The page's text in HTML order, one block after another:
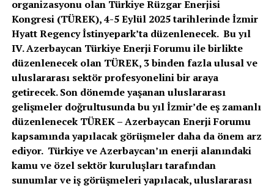
organizasyonu olan Türkiye Rüzgar Enerjisi
Kongresi (TÜREK), 4-5 Eylül 2025 tarihlerinde İzmir
Hyatt Regency İstinyepark’ta düzenlenecek. Bu yıl
IV. Azerbaycan Türkiye Enerji Forumu ile birlikte
düzenlenecek olan TÜREK, 3 binden fazla ulusal ve
uluslararası sektör profesyonelini bir araya
getirecek. Son dönemde yaşanan uluslararası
gelişmeler doğrultusunda bu yıl İzmir’de eş zamanlı
düzenlenecek TÜREK – Azerbaycan Enerji Forumu
kapsamında yapılacak görüşmeler daha da önem arz
ediyor. Türkiye ve Azerbaycan’ın enerji alanındaki
kamu ve özel sektör kuruluşları tarafından
sunumlar ve iş görüşmeleri yapılacak, uluslararası